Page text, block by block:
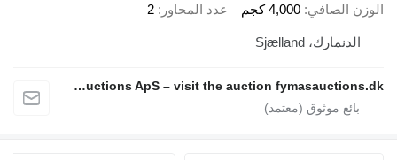
الوزن الصافي 4,000 كجم عدد المحاور 2
الدنمارك، Sjælland
Fymas Auctions ApS – visit the auction fymasauctions.dk